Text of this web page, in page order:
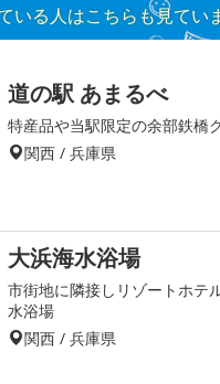
いる人はこちらも見てい
道の駅 あまるべ
特産品や当駅限定の余部鉄橋
関西 / 兵庫県
大浜海水浴場
市街地に隣接しリゾートホテ
水浴場
関西 / 兵庫県